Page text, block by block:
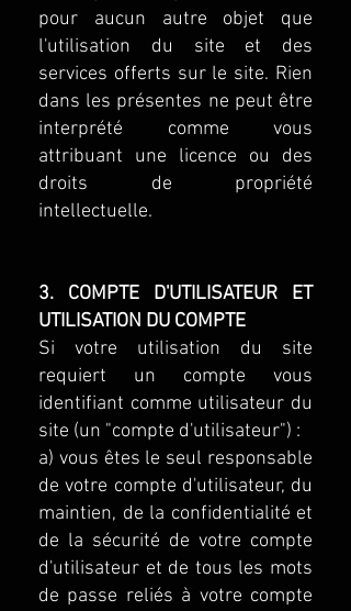
pour aucun autre objet que
l'utilisation du site et des
services offerts sur le site. Rien
dans les présentes ne peut être
interprété comme vous
attribuant une licence ou des
droits de propriété
intellectuelle.
3. COMPTE D'UTILISATEUR ET
UTILISATION DU COMPTE
Si votre utilisation du site
requiert un compte vous
identifiant comme utilisateur du
site (un "compte d'utilisateur") :
a) vous êtes le seul responsable
de votre compte d'utilisateur, du
maintien, de la confidentialité et
de la sécurité de votre compte
d'utilisateur et de tous les mots
de passe reliés à votre compte